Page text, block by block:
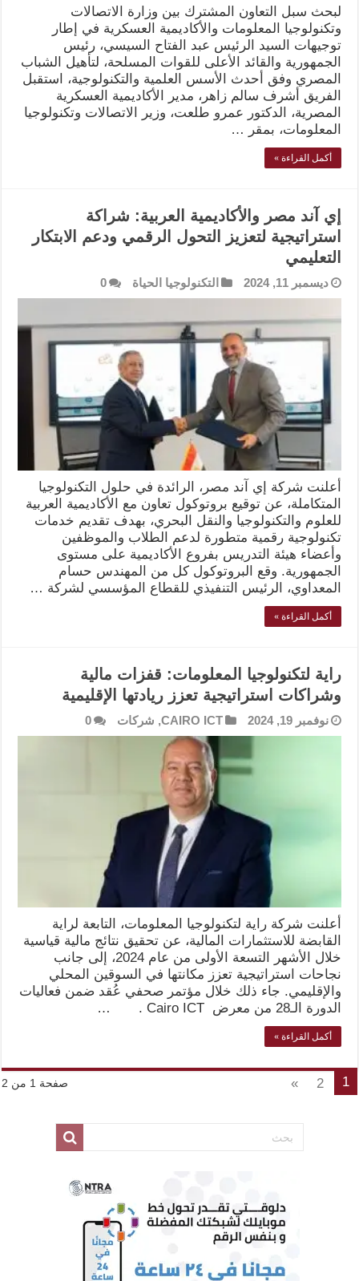
لبحث سبل التعاون المشترك بين وزارة الاتصالات
وتكنولوجيا المعلومات والأكاديمية العسكرية في إطار
توجيهات السيد الرئيس عبد الفتاح السيسي، رئيس
الجمهورية والقائد الأعلى للقوات المسلحة، لتأهيل الشباب
المصري وفق أحدث الأسس العلمية والتكنولوجية، استقبل
الفريق أشرف سالم زاهر، مدير الأكاديمية العسكرية
المصرية، الدكتور عمرو طلعت، وزير الاتصالات وتكنولوجيا
المعلومات، بمقر …
أكمل القراءة »
إي آند مصر والأكاديمية العربية: شراكة
استراتيجية لتعزيز التحول الرقمي ودعم الابتكار
التعليمي
ديسمبر 11, 2024 التكنولوجيا الحياة 0
أعلنت شركة إي آند مصر، الرائدة في حلول التكنولوجيا
المتكاملة، عن توقيع بروتوكول تعاون مع الأكاديمية العربية
للعلوم والتكنولوجيا والنقل البحري، بهدف تقديم خدمات
تكنولوجية رقمية متطورة لدعم الطلاب والموظفين
وأعضاء هيئة التدريس بفروع الأكاديمية على مستوى
الجمهورية. وقع البروتوكول كل من المهندس حسام
المعداوي، الرئيس التنفيذي للقطاع المؤسسي لشركة …
أكمل القراءة »
راية لتكنولوجيا المعلومات: قفزات مالية
وشراكات استراتيجية تعزز ريادتها الإقليمية
نوفمبر 19, 2024 CAIRO ICT
, شركات 0
أعلنت شركة راية لتكنولوجيا المعلومات، التابعة لراية
القابضة للاستثمارات المالية، عن تحقيق نتائج مالية قياسية
خلال الأشهر التسعة الأولى من عام 2024، إلى جانب
نجاحات استراتيجية تعزز مكانتها في السوقين المحلي
والإقليمي. جاء ذلك خلال مؤتمر صحفي عُقد ضمن فعاليات
الدورة الـ28 من معرض Cairo ICT . …
أكمل القراءة »
صفحة 1 من 2 1
2
»